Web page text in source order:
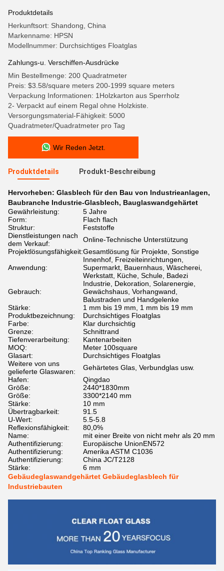
Produktdetails
Herkunftsort: Shandong, China
Markenname: HPSN
Modellnummer: Durchsichtiges Floatglas
Zahlungs-u. Verschiffen-Ausdrücke
Min Bestellmenge: 200 Quadratmeter
Preis: $3.58/square meters 200-1999 square meters
Verpackung Informationen: 1Holzkarton aus Sperrholz
2- Verpackt auf einem Regal ohne Holzkiste.
Versorgungsmaterial-Fähigkeit: 5000
Quadratmeter/Quadratmeter pro Tag
Wir Reden Jetzt.
Produktdetails Produkt-Beschreibung
Hervorheben: Glasblech für den Bau von Industrieanlagen,
Baubranche Industrie-Glasblech, Bauglaswandgehärtet
Gewährleistung:
5 Jahre
Form:
Flach flach
Struktur:
Feststoffe
Dienstleistungen nach
dem Verkauf:
Online-Technische Unterstützung
Projektlösungsfähigkeit:Gesamtlösung für Projekte, Sonstige
Anwendung:
Innenhof, Freizeiteinrichtungen,
Supermarkt, Bauernhaus, Wäscherei,
Werkstatt, Küche, Schule, Badezi
Gebrauch:
Industrie, Dekoration, Solarenergie,
Gewächshaus, Vorhangwand,
Balustraden und Handgelenke
Stärke:
1 mm bis 19 mm, 1 mm bis 19 mm
Produktbezeichnung:
Durchsichtiges Floatglas
Farbe:
Klar durchsichtig
Grenze:
Schnittrand
Tiefenverarbeitung:
Kantenarbeiten
MOQ:
Meter 100square
Glasart:
Durchsichtiges Floatglas
Weitere von uns
gelieferte Glaswaren:
Gehärtetes Glas, Verbundglas usw.
Hafen:
Qingdao
Größe:
2440*1830mm
Größe:
3300*2140 mm
Stärke:
10 mm
Übertragbarkeit:
91.5
U-Wert:
5.5-5.8
Reflexionsfähigkeit:
80,0%
Name:
mit einer Breite von nicht mehr als 20 mm
Authentifizierung:
Europäische UnionEN572
Authentifizierung:
Amerika ASTM C1036
Authentifizierung:
China JC/T2128
Stärke:
6 mm
Gebäudeglaswandgehärtet Gebäudeglasblech für
Industriebauten